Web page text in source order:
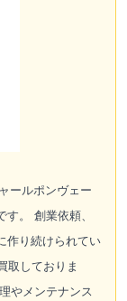
ールポンヴェー
。 創業依頼、
作り続けられてい
取しておりま
やメンテナンス